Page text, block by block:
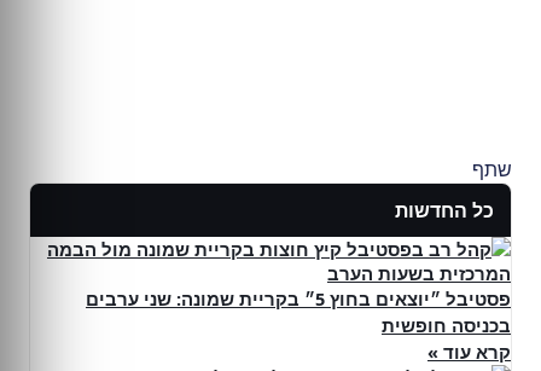
שתף
כל החדשות
פסטיבל ״יוצאים בחוץ 5״ בקריית שמונה: שני ערבים
בכניסה חופשית
קרא עוד »